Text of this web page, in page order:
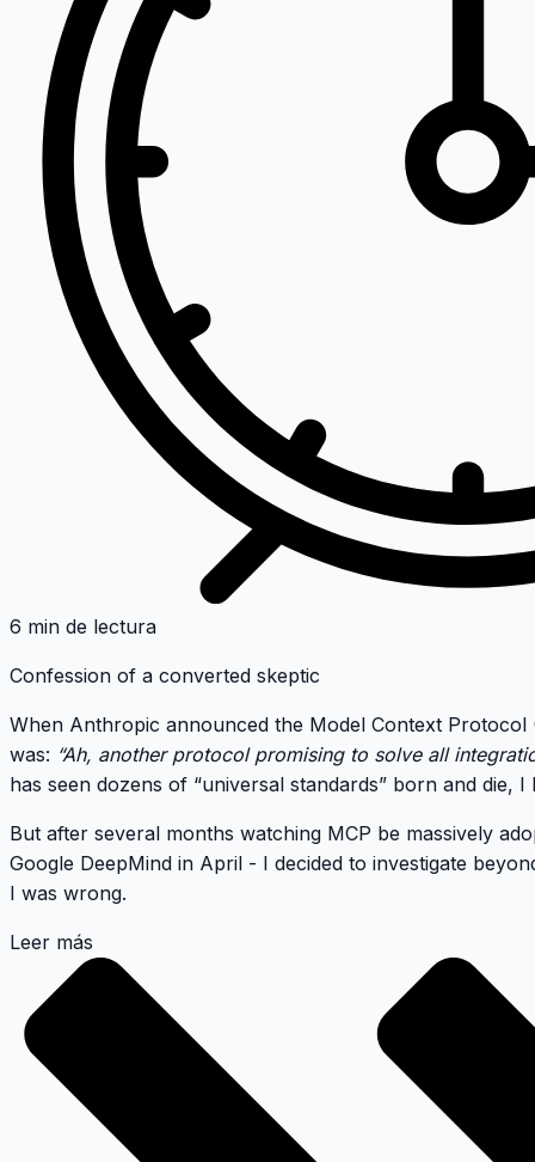
6 min de lectura
Confession of a converted skeptic
When Anthropic announced the Model Context Protocol
was: “Ah, another protocol promising to solve all
has seen dozens of “universal standards” born and die,
But after several months watching MCP be massively
Google DeepMind in April - I decided to investigate
I was wrong.
Leer más